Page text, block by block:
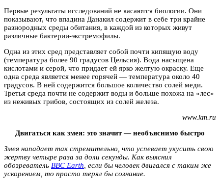
Первые результаты исследований не касаются биологии. Они
показывают, что впадина Данакил содержит в себе три крайне
разнородных среды обитания, в каждой из которых живут
различные бактерии-экстремофилы.
Одна из этих сред представляет собой почти кипящую воду
(температура более 90 градусов Цельсия). Вода насыщена
кислотами и серой, что придает ей ярко желтую окраску. Еще
одна среда является менее горячей — температура около 40
градусов. В ней содержится большое количество солей меди.
Третья среда почти не содержит воды и больше похожа на «лес»
из неживых грибов, состоящих из солей железа.
www.km.ru
Двигаться как змея: это значит — необъяснимо быстро
Змея нападает так стремительно, что успевает укусить свою
жертву четыре раза за доли секунды. Как выяснил
обозреватель BBC Earth , если бы человек двигался с таким же
ускорением, то просто терял бы сознание.